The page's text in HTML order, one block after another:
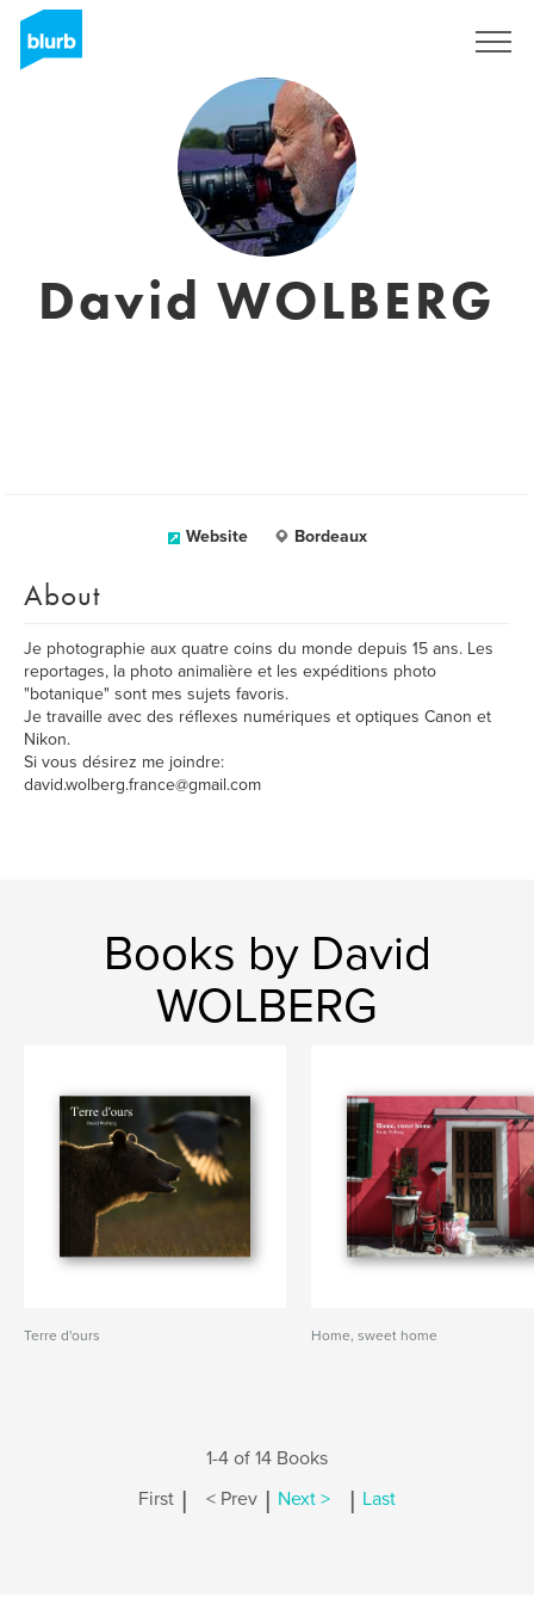
David WOLBERG
Website Bordeaux
About
Je photographie aux quatre coins du monde depuis 15 ans. Les
reportages, la photo animalière et les expéditions photo
"botanique" sont mes sujets favoris.
Je travaille avec des réflexes numériques et optiques Canon et
Nikon.
Si vous désirez me joindre:
david.wolberg.france@gmail.com
Books by David
WOLBERG
Terre d'ours Home, sweet home
1-4 of 14 Books
First | < Prev | Next > | Last